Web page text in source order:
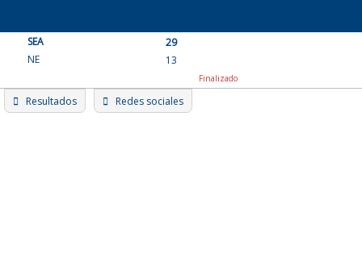
content
SEA
29
NE
13
Finalizado
Resultados Redes sociales